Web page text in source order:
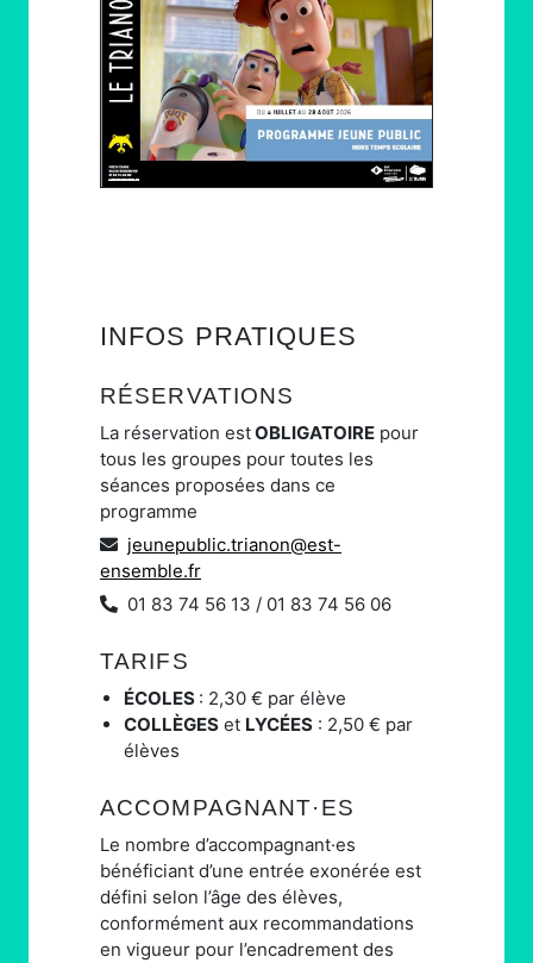
INFOS PRATIQUES
RÉSERVATIONS
La réservation estOBLIGATOIRE pour
tous les groupes pour toutes les
séances proposées dans ce
programme
jeunepublic.trianon@est-
ensemble.fr
01 83 74 56 13 / 01 83 74 56 06
TARIFS
ÉCOLES : 2,30 € par élève
COLLÈGES et LYCÉES : 2,50 € par
élèves
ACCOMPAGNANT·ES
Le nombre d’accompagnant·es
bénéficiant d’une entrée exonérée est
défini selon l’âge des élèves,
conformément aux recommandations
en vigueur pour l’encadrement des